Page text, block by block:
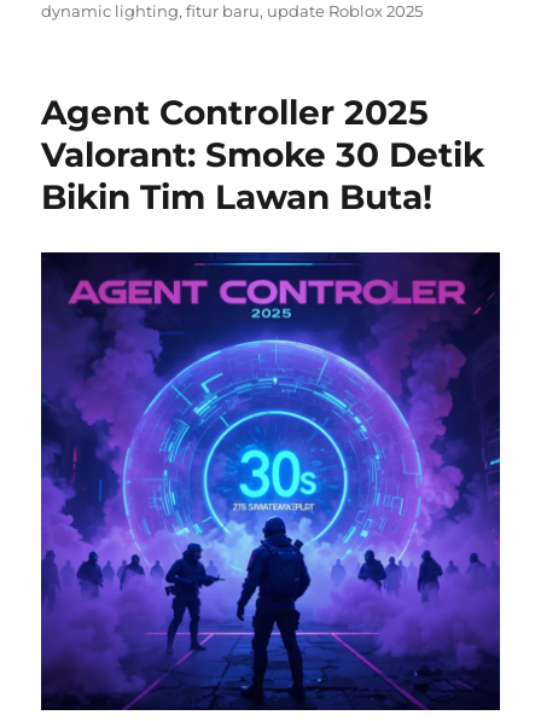
dynamic lighting,fitur baru, update Roblox 2025
Agent Controller 2025
Valorant: Smoke 30 Detik
Bikin Tim Lawan Buta!